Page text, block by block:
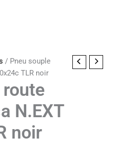
/ Pneu souple
TLR noir
N.EXT
noir